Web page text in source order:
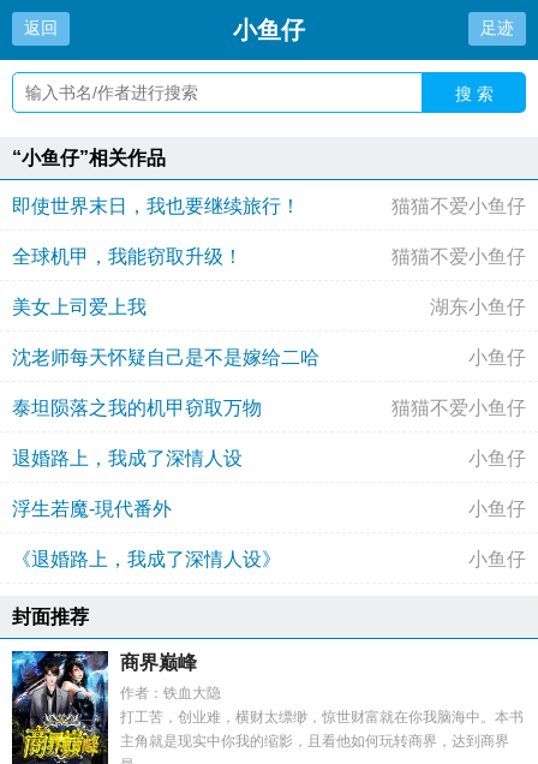
返回 小鱼仔 足迹
搜 索
“小鱼仔”相关作品
即使世界末日，我也要继续旅行！ 猫猫不爱小鱼仔
全球机甲，我能窃取升级！ 猫猫不爱小鱼仔
美女上司爱上我 湖东小鱼仔
沈老师每天怀疑自己是不是嫁给二哈 小鱼仔
泰坦陨落之我的机甲窃取万物 猫猫不爱小鱼仔
退婚路上，我成了深情人设 小鱼仔
浮生若魔-現代番外 小鱼仔
《退婚路上，我成了深情人设》 小鱼仔
封面推荐
商界巅峰
作者：铁血大隐
打工苦，创业难，横财太缥缈，惊世财富就在你我脑海中。本书
主角就是现实中你我的缩影，且看他如何玩转商界，达到商界